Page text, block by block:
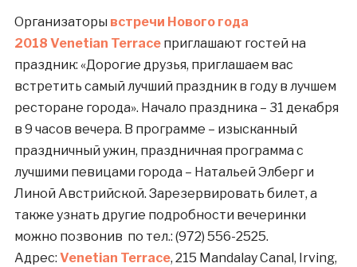
Организаторы встречи Нового года
2018 Venetian Terraceприглашают гостей на
праздник: «Дорогие друзья, приглашаем вас
встретить самый лучший праздник в году в лучшем
ресторане города». Начало праздника – 31 декабря
в 9 часов вечера. В программе – изысканный
праздничный ужин, праздничная программа с
лучшими певицами города – Натальей Элберг и
Линой Австрийской. Зарезервировать билет, а
также узнать другие подробности вечеринки
можно позвонив по тел.: (972) 556-2525.
Адрес: Venetian Terrace, 215 Mandalay Canal, Irving,